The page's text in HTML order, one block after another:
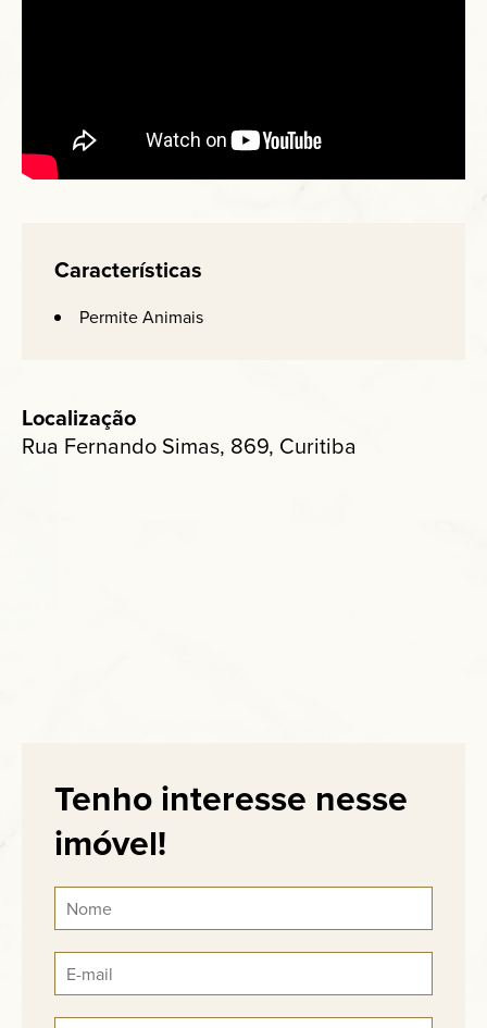
Características
Permite Animais
Localização
Rua Fernando Simas, 869, Curitiba
Tenho interesse nesse
imóvel!